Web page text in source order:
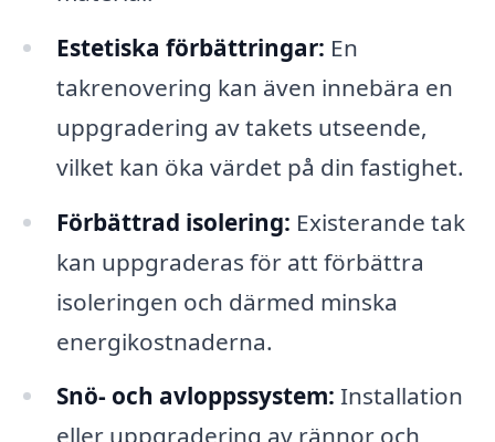
Estetiska förbättringar: En
takrenovering kan även innebära en
uppgradering av takets utseende,
vilket kan öka värdet på din fastighet.
Förbättrad isolering: Existerande tak
kan uppgraderas för att förbättra
isoleringen och därmed minska
energikostnaderna.
Snö- och avloppssystem: Installation